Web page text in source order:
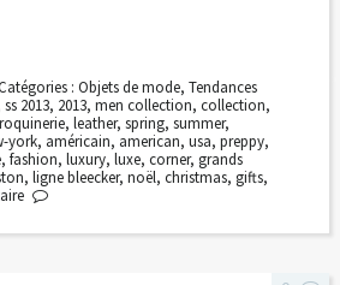
: Objets de mode, Tendances
ss 2013, 2013,men collection,collection,
, leather, spring, summer,
york, américain, american, usa, preppy,
, fashion, luxury, luxe, corner, grands
, ligne bleecker, noël, christmas, gifts,